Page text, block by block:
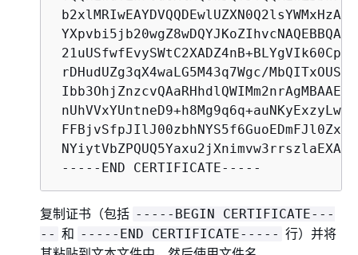
rDHudUZg3qX4waLG5M43q7Wgc/
-----END CERTIFICATE-----
复制证书（包括 -----BEGIN CERTIFICATE---
-- 和 -----END CERTIFICATE----- 行）并将